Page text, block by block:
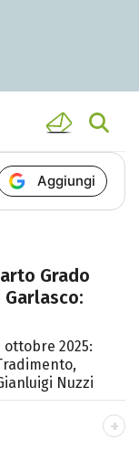
Aggiungi
Grado
ottobre 2025:
Nuzzi